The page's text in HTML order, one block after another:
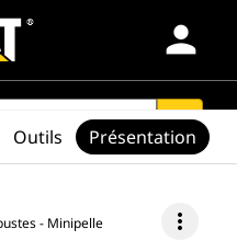
person
search
- Minipelle more_vert
Outils Présentation